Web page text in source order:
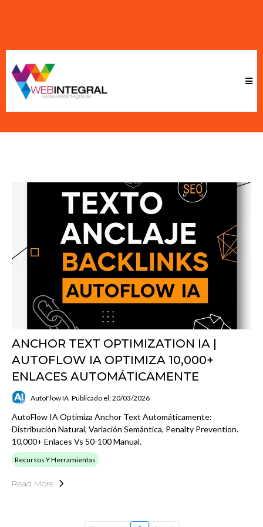
ANCHOR TEXT OPTIMIZATION IA |
AUTOFLOW IA OPTIMIZA 10,000+
ENLACES AUTOMÁTICAMENTE
AutoFlow IA Publicado el: 20/03/2026
AutoFlow IA Optimiza Anchor Text Automáticamente:
Distribución Natural, Variación Semántica, Penalty Prevention.
10,000+ Enlaces Vs 50-100 Manual.
Recursos Y Herramientas
Read More